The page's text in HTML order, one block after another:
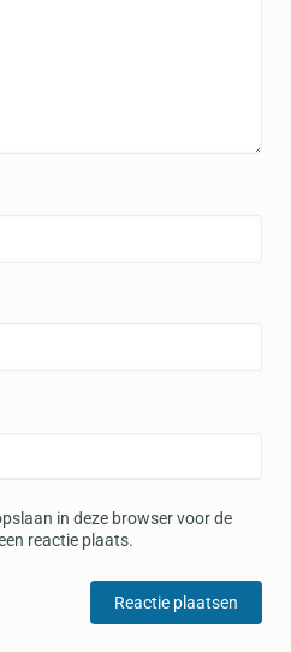
in deze browser voor de
reactie plaats.